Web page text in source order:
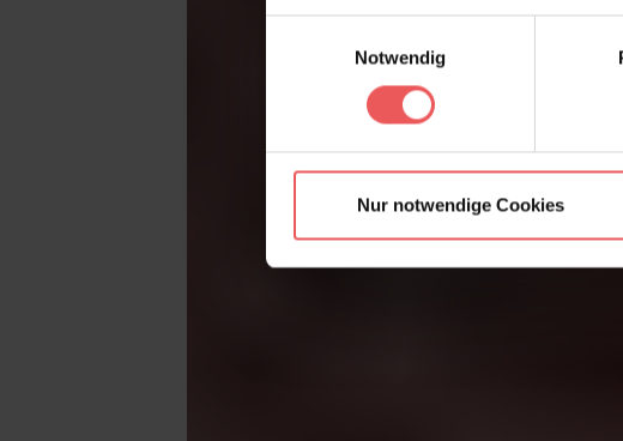
Notwendig
Nur notwendige Cookies